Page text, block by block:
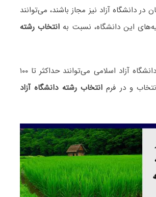
در دانشگاه آزاد نیز مجاز باشند، می‌توانند
این دانشگاه، نسبت به انتخاب رشته
داوطلبان دکتری دانشگاه آزاد اسلامی می‌توانند حداکثر تا ۱۰۰
و در فرم انتخاب رشته دانشگاه آزاد